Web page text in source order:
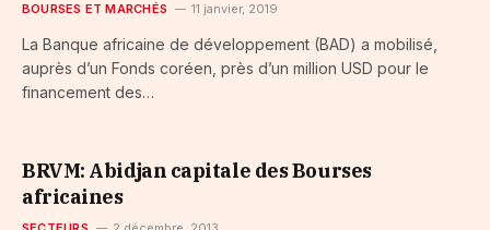
BOURSES ET MARCHÉS 11 janvier, 2019
La Banque africaine de développement (BAD) a mobilisé,
auprès d’un Fonds coréen, près d’un million USD pour le
financement des…
BRVM: Abidjan capitale des Bourses
africaines